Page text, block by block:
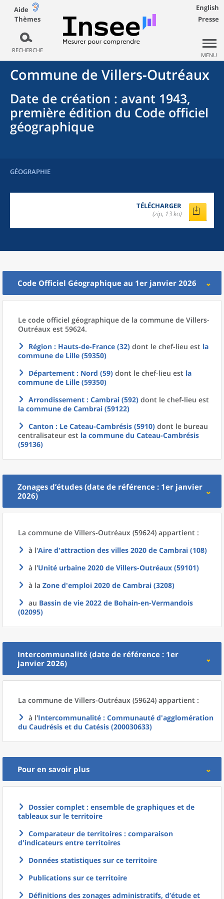
Aide
Thèmes
RECHERCHE
English
Presse
MENU
Commune de Villers-Outréaux
Date de création : avant 1943,
première édition du Code officiel
géographique
GÉOGRAPHIE
TÉLÉCHARGER
(zip, 13 ko)
Code Officiel Géographique au 1er janvier 2026
Le code officiel géographique de la commune de Villers-
Outréaux est 59624.
Région : Hauts-de-France (32) dont le chef-lieu est la
commune de Lille (59350)
Département : Nord (59) dont le chef-lieu est la
commune de Lille (59350)
Arrondissement : Cambrai (592) dont le chef-lieu est
la commune de Cambrai (59122)
Canton : Le Cateau-Cambrésis (5910) dont le bureau
centralisateur est la commune du Cateau-Cambrésis
(59136)
Zonages d’études (date de référence : 1er janvier
2026)
La commune de Villers-Outréaux (59624) appartient :
à l'Aire d'attraction des villes 2020 de Cambrai (108)
à l'Unité urbaine 2020 de Villers-Outréaux (59101)
à la Zone d'emploi 2020 de Cambrai (3208)
au Bassin de vie 2022 de Bohain-en-Vermandois
(02095)
Intercommunalité (date de référence : 1er
janvier 2026)
La commune de Villers-Outréaux (59624) appartient :
à l'Intercommunalité : Communauté d'agglomération
du Caudrésis et du Catésis (200030633)
Pour en savoir plus
Dossier complet : ensemble de graphiques et de
tableaux sur le territoire
Comparateur de territoires : comparaison
d'indicateurs entre territoires
Données statistiques sur ce territoire
Publications sur ce territoire
Définitions des zonages administratifs, d’étude et